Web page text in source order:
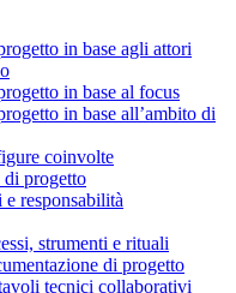
in base agli attori
in base al focus
in base all’ambito di
coinvolte
progetto
responsabilità
strumenti e rituali
di progetto
tecnici collaborativi